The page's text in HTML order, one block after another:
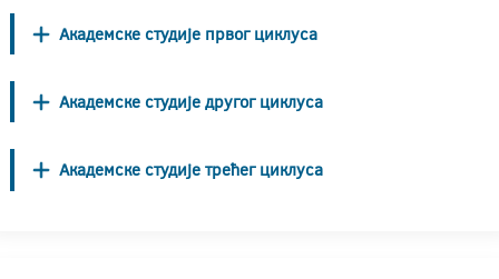
Академске студије првог циклуса
Академске студије другог циклуса
Академске студије трећег циклуса